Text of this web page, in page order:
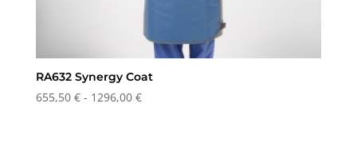
RA632 Synergy Coat
655,50 € - 1296,00 €Prisinterval: